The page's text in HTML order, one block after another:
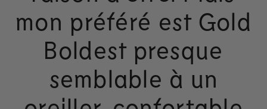
mon préféré est Gold
Boldest presque
semblable à un